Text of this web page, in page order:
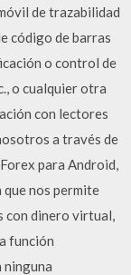
de trazabilidad
código de barras
o control de
o cualquier otra
con lectores
a través de
para Android,
nos permite
dinero virtual,
función
ninguna